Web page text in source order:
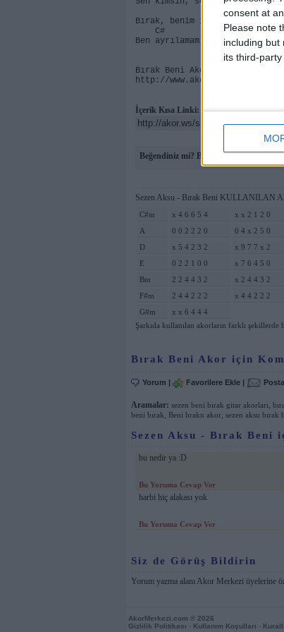
consent at
Please note
including but
its third-
Bm
Bırak, benim için ne mümkün
C# D
Ben ayrılamam, sen beni
Bırak Beni Akor,
http://www.akormerkezi.com
İçerik Kısa Linki:
Beğendiniz mi? Bırak Beni Akor
Sezen Aksu - Bırak Beni KULLANILAN
C#m x 4 6 6 5 4 x x 2 1 2 0
A
0 0 2 2 2 0 0 4 x 2 5 0
D
x 5 4 2 3 2 x 9 7 7 x 2
E
0 2 2 1 0 0
x 7 6 4 5 0
Bm
2 2 4 4 3 2 x 2 4 4 3 2
F#m
2 4 4 2 2 2 x 4 4 2 2 2
G#m
x x 6 4 4 4
Şarkıda kullanılan akorların farklı şekillerde
Bırak Beni Akor için
Yorum | Favorilere Ekle |
Aramalar: sezen beni bırak gitar akorları
beni bırak
Beni brakn akor sezen aksu bırak
Sezen Aksu - Bırak Beni
bu nedir ya :D
Bu Yoruma Cevap Ver
harbi hiç alakası yok
Bu Yoruma Cevap Ver
Siz de Görüş Bildirin
Yorum yazma alanı Akor Merkezi üyelerine
AkorMerkezi.com © 2026
Gizlilik Politikası - Kullanım Koşulları -